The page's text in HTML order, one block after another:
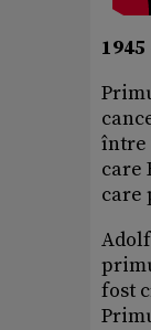
1945
între
care
care
fost